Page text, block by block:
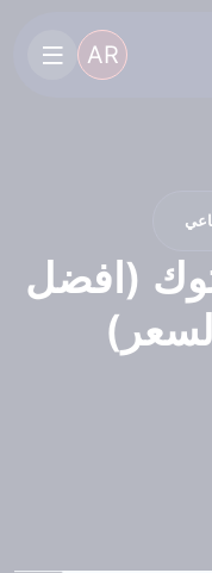
AR
توك (افضل